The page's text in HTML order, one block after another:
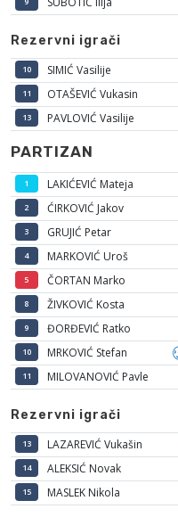
Rezervni igrači
10 SIMIĆ Vasilije
11 OTAŠEVIĆ Vukasin
13 PAVLOVIĆ Vasilije
PARTIZAN
1 LAKIĆEVIĆ Mateja
2 ĆIRKOVIĆ Jakov
3 GRUJIĆ Petar
4 MARKOVIĆ Uroš
5 ČORTAN Marko
8 ŽIVKOVIĆ Kosta
9 ĐORĐEVIĆ Ratko
10 MRKOVIĆ Stefan
11 MILOVANOVIĆ Pavle
Rezervni igrači
13 LAZAREVIĆ Vukašin
14 ALEKSIĆ Novak
15 MASLEK Nikola